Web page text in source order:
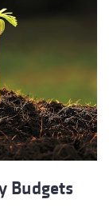
Budgets